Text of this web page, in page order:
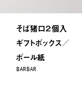
そば猪口２個入
ギフトボックス／
ボール紙
BARBAR